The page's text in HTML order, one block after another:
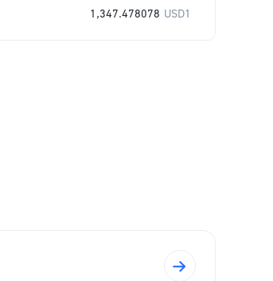
1,347.478078 USD1